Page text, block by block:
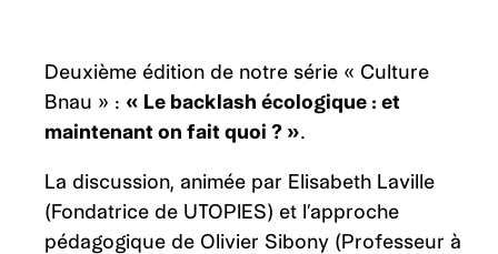
Deuxième édition de notre série « Culture
Bnau » : « Le backlash écologique : et
maintenant on fait quoi ? ».
La discussion, animée par Elisabeth Laville
(Fondatrice de UTOPIES) et l’approche
pédagogique de Olivier Sibony (Professeur à